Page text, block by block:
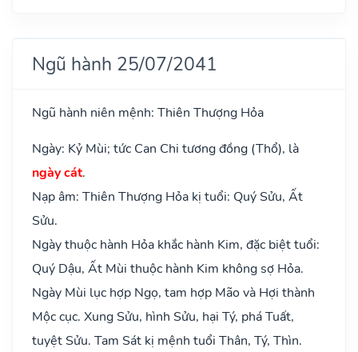
Ngũ hành 25/07/2041
Ngũ hành niên mệnh: Thiên Thượng Hỏa
Ngày: Kỷ Mùi; tức Can Chi tương đồng (Thổ), là
ngày cát.
Nạp âm: Thiên Thượng Hỏa kị tuổi: Quý Sửu, Ất
Sửu.
Ngày thuộc hành Hỏa khắc hành Kim, đặc biệt tuổi:
Quý Dậu, Ất Mùi thuộc hành Kim không sợ Hỏa.
Ngày Mùi lục hợp Ngọ, tam hợp Mão và Hợi thành
Mộc cục. Xung Sửu, hình Sửu, hại Tý, phá Tuất,
tuyệt Sửu. Tam Sát kị mệnh tuổi Thân, Tý, Thìn.